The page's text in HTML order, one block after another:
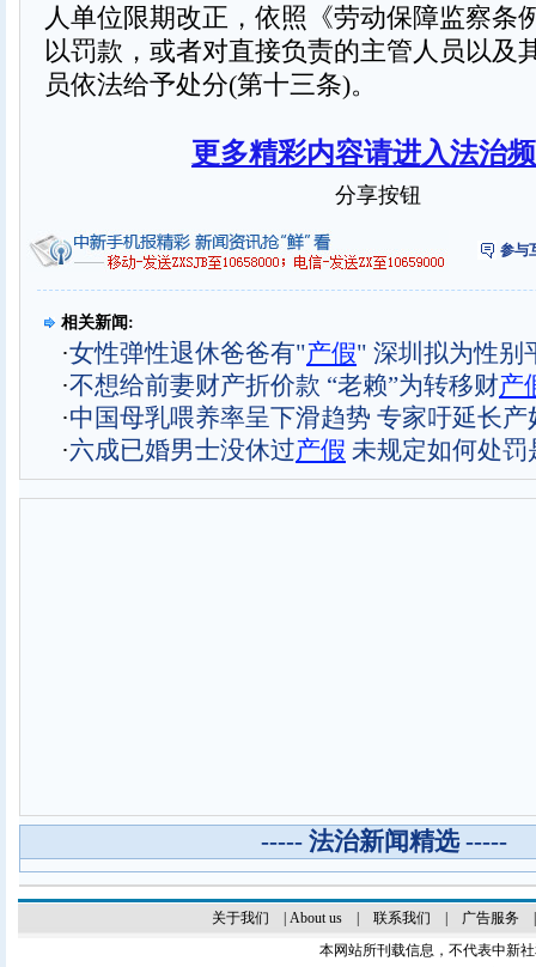
人单位限期改正，依照《劳动保障监察条
以罚款，或者对直接负责的主管人员以及
员依法给予处分(第十三条)。
更多精彩内容请进入法治
分享按钮
参与
相关新闻:
·女性弹性退休爸爸有"产假" 深圳拟为性别
·不想给前妻财产折价款 “老赖”为转移财产
·中国母乳喂养率呈下滑趋势 专家吁延长产
·六成已婚男士没休过产假 未规定如何处罚
----- 法治新闻精选 -----
关于我们 About us| 联系我们 广告服务
本网站所刊载信息，不代表中新